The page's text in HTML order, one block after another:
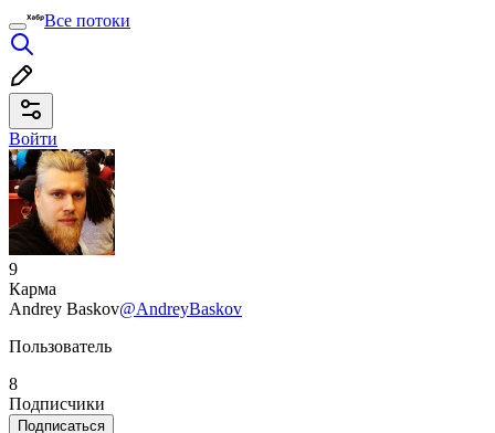
Все потоки
Войти
9
Карма
Andrey Baskov@AndreyBaskov
Пользователь
8
Подписчики
Подписаться